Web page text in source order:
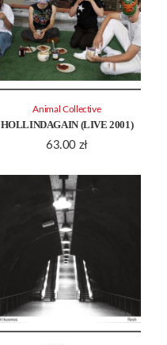
HOLLINDAGAIN (LIVE 2001)
63.00 zł
Animal Collective